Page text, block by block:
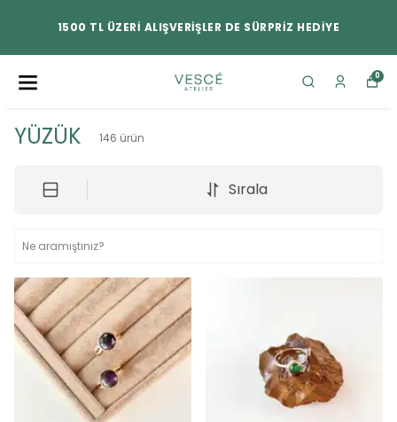
1500 TL ÜZERİ ALIŞVERİŞLER DE SÜRPRİZ HEDİYE
0
YÜZÜK 146 ürün
Sırala